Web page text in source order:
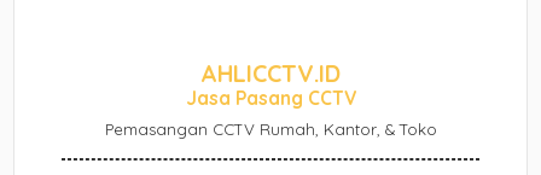
AHLICCTV.ID
Jasa Pasang CCTV
Pemasangan CCTV Rumah, Kantor, & Toko